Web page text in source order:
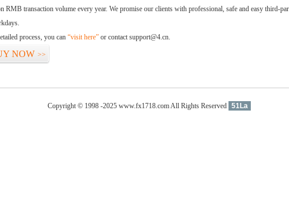
RMB transaction volume every year. We promise our clients with professional, safe and easy third-
process, you can “visit here” or contact support@4.cn.
NOW >>
Copyright © 1998 -2025 www.fx1718.com All Rights Reserved 51La